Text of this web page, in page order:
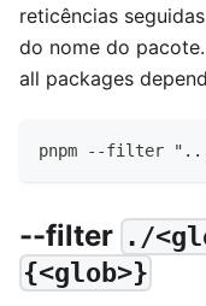
reticências
do nome do
all packages
pnpm --filter
--filter ./
{<glob>}